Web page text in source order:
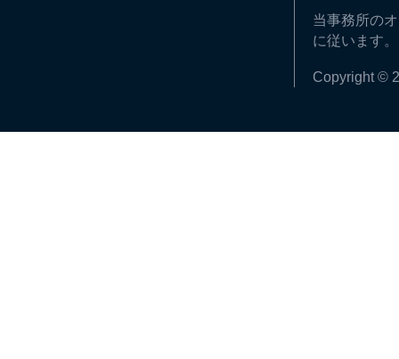
当事務所の
に従います。
Copyright ©